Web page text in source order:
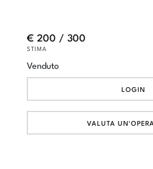
€ 200 / 300
STIMA
Venduto
LOGIN
VALUTA